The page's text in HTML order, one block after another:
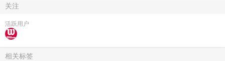
关注
活跃用户
相关标签